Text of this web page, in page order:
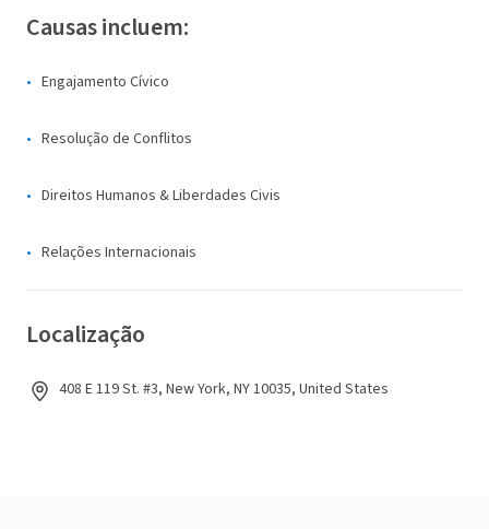
Causas incluem:
Engajamento Cívico
Resolução de Conflitos
Direitos Humanos & Liberdades Civis
Relações Internacionais
Localização
408 E 119 St. #3, New York, NY 10035, United States